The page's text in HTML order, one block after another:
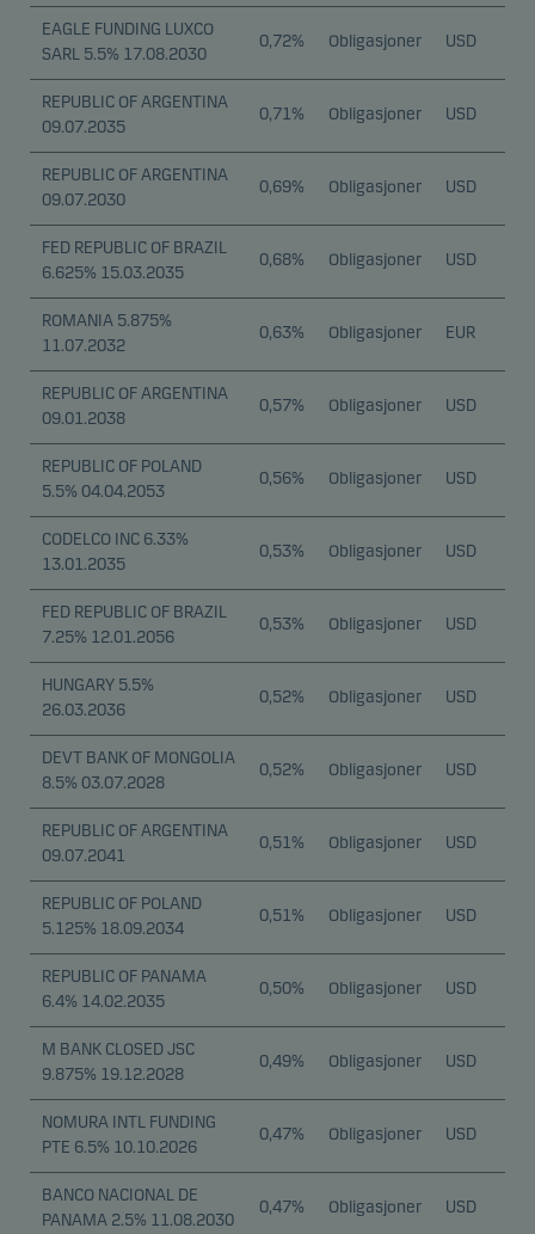
EAGLE FUNDING LUXCO
SARL 5.5% 17.08.2030
0,72% Obligasjoner USD
REPUBLIC OF ARGENTINA
09.07.2035
0,71% Obligasjoner USD
REPUBLIC OF ARGENTINA
09.07.2030
0,69% Obligasjoner USD
FED REPUBLIC OF BRAZIL
6.625% 15.03.2035
0,68% Obligasjoner USD
ROMANIA 5.875%
11.07.2032
0,63% Obligasjoner EUR
REPUBLIC OF ARGENTINA
09.01.2038
0,57% Obligasjoner USD
REPUBLIC OF POLAND
5.5% 04.04.2053
0,56% Obligasjoner USD
CODELCO INC 6.33%
13.01.2035
0,53% Obligasjoner USD
FED REPUBLIC OF BRAZIL
7.25% 12.01.2056
0,53% Obligasjoner USD
HUNGARY 5.5%
26.03.2036
0,52% Obligasjoner USD
DEVT BANK OF MONGOLIA
8.5% 03.07.2028
0,52% Obligasjoner USD
REPUBLIC OF ARGENTINA
09.07.2041
0,51% Obligasjoner USD
REPUBLIC OF POLAND
5.125% 18.09.2034
0,51% Obligasjoner USD
REPUBLIC OF PANAMA
6.4% 14.02.2035
0,50% Obligasjoner USD
M BANK CLOSED JSC
9.875% 19.12.2028
0,49% Obligasjoner USD
NOMURA INTL FUNDING
PTE 6.5% 10.10.2026
0,47% Obligasjoner USD
BANCO NACIONAL DE
PANAMA 2.5% 11.08.2030
0,47% Obligasjoner USD